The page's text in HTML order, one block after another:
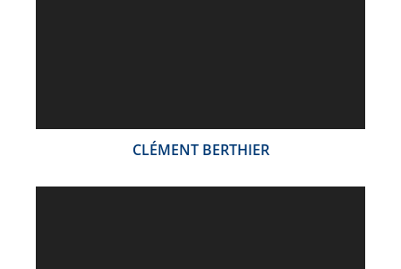
CLÉMENT BERTHIER